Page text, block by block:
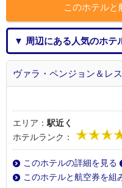
このホテルと
▼ 周辺にある人気のホテ
ヴァラ・ペンジョン＆レ
エリア： 駅近く
ホテルランク：
このホテルの詳細を見る
このホテルと航空券を組